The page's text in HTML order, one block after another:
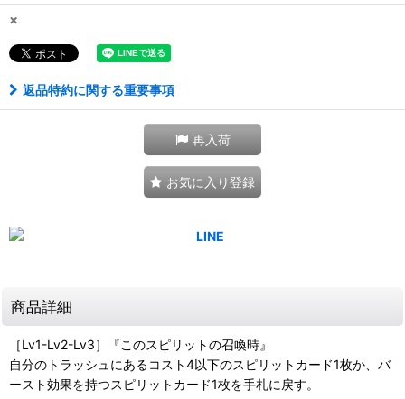
×
返品特約に関する重要事項
再入荷
お気に入り登録
商品詳細
［Lv1-Lv2-Lv3］『このスピリットの召喚時』
自分のトラッシュにあるコスト4以下のスピリットカード1枚か、バ
ースト効果を持つスピリットカード1枚を手札に戻す。